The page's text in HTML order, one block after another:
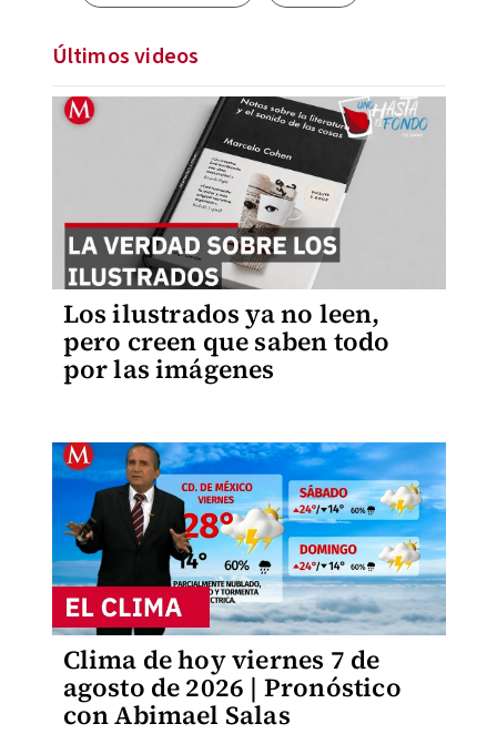
Últimos videos
Los ilustrados ya no leen,
pero creen que saben todo
por las imágenes
Clima de hoy viernes 7 de
agosto de 2026 | Pronóstico
con Abimael Salas